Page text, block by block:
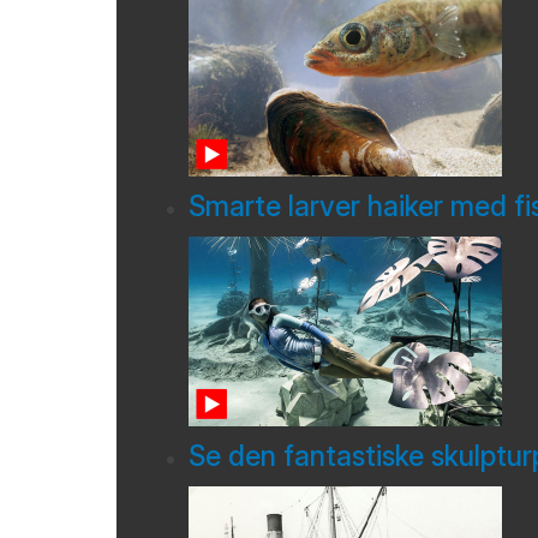
Smarte larver haiker med
Se den fantastiske